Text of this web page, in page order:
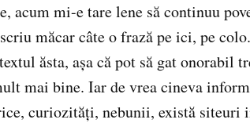
acum mi-e tare lene să continuu
măcar câte o frază pe ici, pe
ăsta, așa că pot să gat onorabil
mai bine. Iar de vrea cineva
curiozități, nebunii, există siteuri